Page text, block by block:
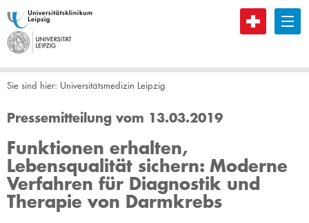
B
Sie sind hier: Universitätsmedizin Leipzig
Pressemitteilung vom 13.03.2019
Funktionen erhalten,
Lebensqualität sichern: Moderne
Verfahren für Diagnostik und
Therapie von Darmkrebs